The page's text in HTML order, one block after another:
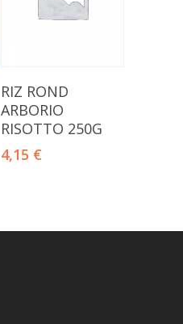
Ajouter Au
Panier
RIZ ROND
ARBORIO
RISOTTO 250G
4,15 €